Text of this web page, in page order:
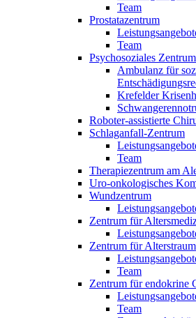
Team
Prostatazentrum
Team
Psychosoziales
Ambulanz für
Krefelder
Roboter-assistierte
Schlaganfall-Zentrum
Team
Therapiezentrum am
Uro-onkologisches
Wundzentrum
Zentrum für
Zentrum für
Team
Zentrum für endokrine
Team